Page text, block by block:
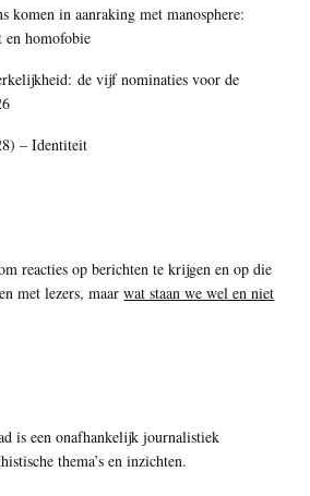
komen in aanraking met manosphere:
en homofobie
de vijf nominaties voor de
– Identiteit
reacties op berichten te krijgen en op die
met lezers, maarwat staan we wel en niet
is een onafhankelijk journalistiek
thema’s en inzichten.